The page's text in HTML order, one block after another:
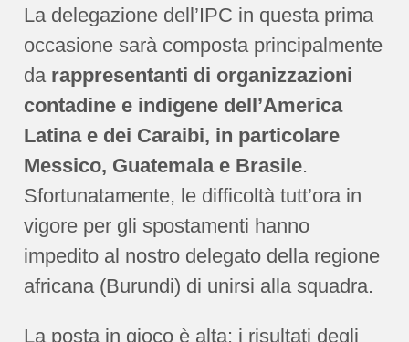
La delegazione dell’IPC in questa prima
occasione sarà composta principalmente
da rappresentanti di organizzazioni
contadine e indigene dell’America
Latina e dei Caraibi, in particolare
Messico, Guatemala e Brasile.
Sfortunatamente, le difficoltà tutt’ora in
vigore per gli spostamenti hanno
impedito al nostro delegato della regione
africana (Burundi) di unirsi alla squadra.
La posta in gioco è alta: i risultati degli